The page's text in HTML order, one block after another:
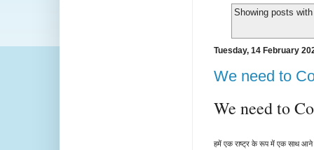
Showing posts
Tuesday, 14 February
We need to
We need to
हमें एक राष्ट्र के रूप में एक साथ